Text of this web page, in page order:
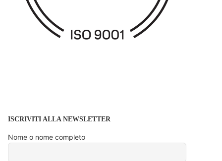
ISCRIVITI ALLA NEWSLETTER
Nome o nome completo